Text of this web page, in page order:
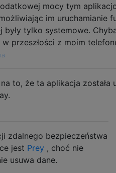
mocy tym
im uruchamianie
były tylko systemowe.
w przeszłości z moim
to, że ta aplikacja została
zdalnego bezpieczeństwa
jest Prey , choć nie
usuwa dane.